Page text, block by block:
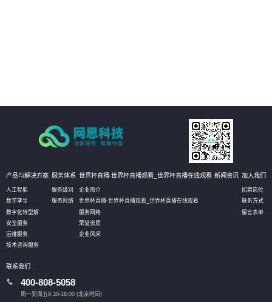
产品与解决方案
人工智能
数字孪生
数字化转型解
安全服务
运维服务
技术咨询服务
服务体系
服务级别
服务网络
世界杯直播-世界杯直播观看_世界杯直播在线观看
企业简介
世界杯直播-世界杯直播观看_世界杯直播在线观看
服务网络
荣誉资质
企业风采
新闻资讯 加入我们
招聘岗位
联系方式
留言表单
联系我们
400-808-5058
周一到周五9:30-18:00 (北京时间）